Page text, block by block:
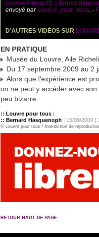
Louvre interactif :: Entrez dans
envoyé parLouvre_pour_tous. -
D’AUTRES VIDÉOS SUR
EN PRATIQUE
Musée du Louvre, Aile
Du 17 septembre 2009 au 2
Alors que l’expérience est
on ne peut y accéder avec
peu bizarre.
:: Louvre pour tous
:: Bernard Hasquenoph
| 15/09/2009 |
© Louvre pour tous / Interdiction de
RETOUR HAUT DE PAGE